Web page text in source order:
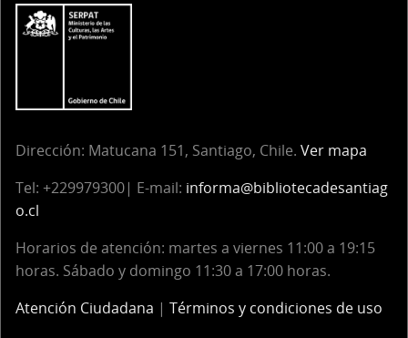
Dirección: Matucana 151, Santiago, Chile. Ver mapa
Tel: +229979300| E-mail: informa@bibliotecadesantiag
o.cl
Horarios de atención: martes a viernes 11:00 a 19:15
horas. Sábado y domingo 11:30 a 17:00 horas.
Atención Ciudadana | Términos y condiciones de uso